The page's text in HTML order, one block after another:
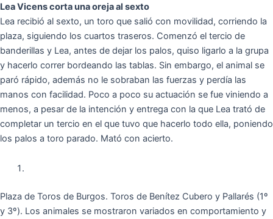
Lea Vicens corta una oreja al sexto
Lea recibió al sexto, un toro que salió con movilidad, corriendo la
plaza, siguiendo los cuartos traseros. Comenzó el tercio de
banderillas y Lea, antes de dejar los palos, quiso ligarlo a la grupa
y hacerlo correr bordeando las tablas. Sin embargo, el animal se
paró rápido, además no le sobraban las fuerzas y perdía las
manos con facilidad. Poco a poco su actuación se fue viniendo a
menos, a pesar de la intención y entrega con la que Lea trató de
completar un tercio en el que tuvo que hacerlo todo ella, poniendo
los palos a toro parado. Mató con acierto.
Plaza de Toros de Burgos. Toros de Benítez Cubero y Pallarés (1º
y 3º). Los animales se mostraron variados en comportamiento y